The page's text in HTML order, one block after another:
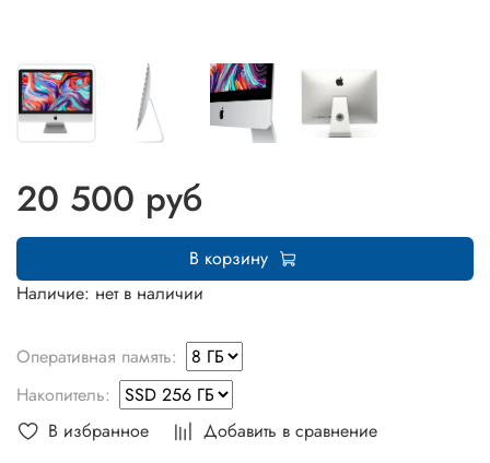
В избранное Добавить в сравнение
20 500 руб
В корзину
Наличие: нет в наличии
Оперативная память:
Накопитель: